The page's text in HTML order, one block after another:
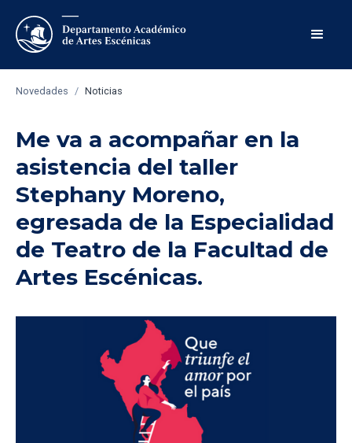
Novedades / Noticias
Me va a acompañar en la
asistencia del taller
Stephany Moreno,
egresada de la Especialidad
de Teatro de la Facultad de
Artes Escénicas.